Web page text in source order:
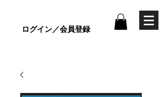
ログイン／会員登録